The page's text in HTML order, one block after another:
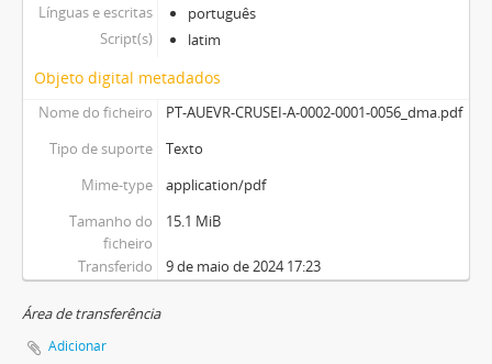
Línguas e escritas
português
Script(s)
latim
Objeto digital metadados
Nome do ficheiro
PT-AUEVR-CRUSEI-A-0002-0001-0056_dma.pdf
Tipo de suporte
Texto
Mime-type
application/pdf
Tamanho do
ficheiro
15.1 MiB
Transferido 9 de maio de 2024 17:23
Área de transferência
Adicionar